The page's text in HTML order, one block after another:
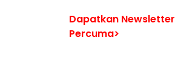
Dapatkan Newsletter
Percuma>